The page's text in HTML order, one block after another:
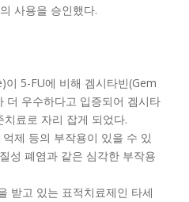
사용을 승인했다.
5-FU에 비해 겜시타빈(Gem
더 우수하다고 입증되어 겜시타
료로 자리 잡게 되었다.
제 등의 부작용이 있을 수 있
성 폐염과 같은 심각한 부작용
받고 있는 표적치료제인 타세